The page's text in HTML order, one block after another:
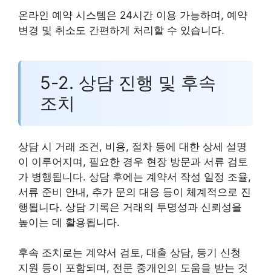
온라인 예약 시스템은 24시간 이용 가능하며, 예약
변경 및 취소도 간편하게 처리할 수 있습니다.
5-2. 상담 진행 및 후속
조치
상담 시 거래 조건, 비용, 절차 등에 대한 상세 설명
이 이루어지며, 필요한 경우 현장 방문과 서류 검토
가 병행됩니다. 상담 후에는 계약서 작성 일정 조율,
서류 준비 안내, 추가 문의 대응 등이 체계적으로 진
행됩니다. 상담 기록은 거래의 투명성과 신뢰성을
높이는 데 활용됩니다.
후속 조치로는 계약서 검토, 대출 상담, 등기 신청
지원 등이 포함되며, 전문 중개인의 도움을 받는 것